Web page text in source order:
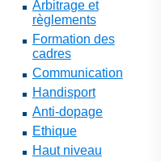
Arbitrage et
règlements
Formation des
cadres
Communication
Handisport
Anti-dopage
Ethique
Haut niveau